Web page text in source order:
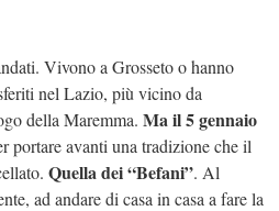
Vivono a Grosseto o hanno
nel Lazio, più vicino da
della Maremma. Ma il 5 gennaio
portare avanti una tradizione che il
Quella dei “Befani”. Al
ad andare di casa in casa a fare la